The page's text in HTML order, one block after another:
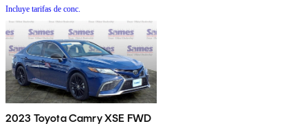
Incluye tarifas de conc.
2023 Toyota Camry XSE FWD